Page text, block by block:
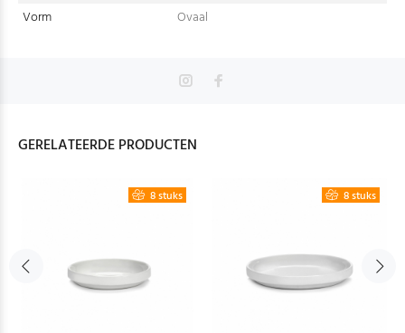
Vorm
Ovaal
GERELATEERDE PRODUCTEN
8 stuks 8 stuks